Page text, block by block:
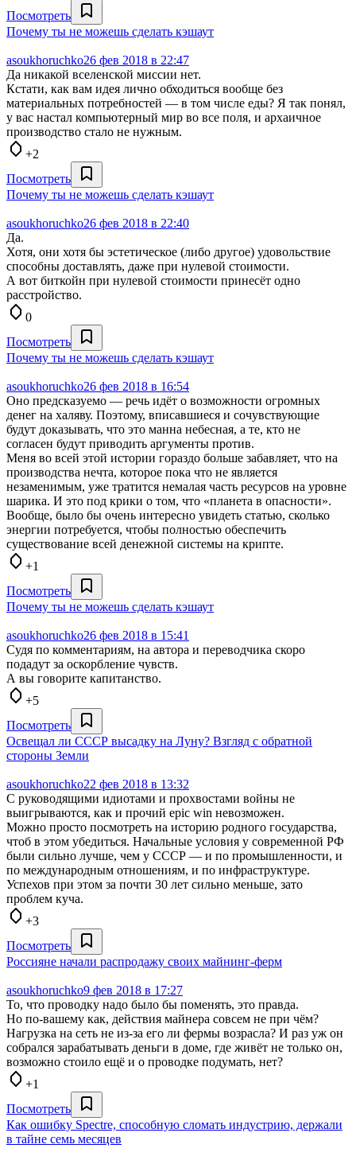
Посмотреть
Почему ты не можешь сделать кэшаут
asoukhoruchko26 фев 2018 в 22:47
Да никакой вселенской миссии нет.
Кстати, как вам идея лично обходиться вообще без
материальных потребностей — в том числе еды? Я так понял,
у вас настал компьютерный мир во все поля, и архаичное
производство стало не нужным.
+2
Посмотреть
Почему ты не можешь сделать кэшаут
asoukhoruchko26 фев 2018 в 22:40
Да.
Хотя, они хотя бы эстетическое (либо другое) удовольствие
способны доставлять, даже при нулевой стоимости.
А вот биткойн при нулевой стоимости принесёт одно
расстройство.
0
Посмотреть
Почему ты не можешь сделать кэшаут
asoukhoruchko26 фев 2018 в 16:54
Оно предсказуемо — речь идёт о возможности огромных
денег на халяву. Поэтому, вписавшиеся и сочувствующие
будут доказывать, что это манна небесная, а те, кто не
согласен будут приводить аргументы против.
Меня во всей этой истории гораздо больше забавляет, что на
производства нечта, которое пока что не является
незаменимым, уже тратится немалая часть ресурсов на уровне
шарика. И это под крики о том, что «планета в опасности».
Вообще, было бы очень интересно увидеть статью, сколько
энергии потребуется, чтобы полностью обеспечить
существование всей денежной системы на крипте.
+1
Посмотреть
Почему ты не можешь сделать кэшаут
asoukhoruchko26 фев 2018 в 15:41
Судя по комментариям, на автора и переводчика скоро
подадут за оскорбление чувств.
А вы говорите капитанство.
+5
Посмотреть
Освещал ли СССР высадку на Луну? Взгляд с обратной
стороны Земли
asoukhoruchko22 фев 2018 в 13:32
С руководящими идиотами и прохвостами войны не
выигрываются, как и прочий epic win невозможен.
Можно просто посмотреть на историю родного государства,
чтоб в этом убедиться. Начальные условия у современной РФ
были сильно лучше, чем у СССР — и по промышленности, и
по международным отношениям, и по инфраструктуре.
Успехов при этом за почти 30 лет сильно меньше, зато
проблем куча.
+3
Посмотреть
Россияне начали распродажу своих майнинг-ферм
asoukhoruchko9 фев 2018 в 17:27
То, что проводку надо было бы поменять, это правда.
Но по-вашему как, действия майнера совсем не при чём?
Нагрузка на сеть не из-за его ли фермы возрасла? И раз уж он
собрался зарабатывать деньги в доме, где живёт не только он,
возможно стоило ещё и о проводке подумать, нет?
+1
Посмотреть
Как ошибку Spectre, способную сломать индустрию, держали
в тайне семь месяцев